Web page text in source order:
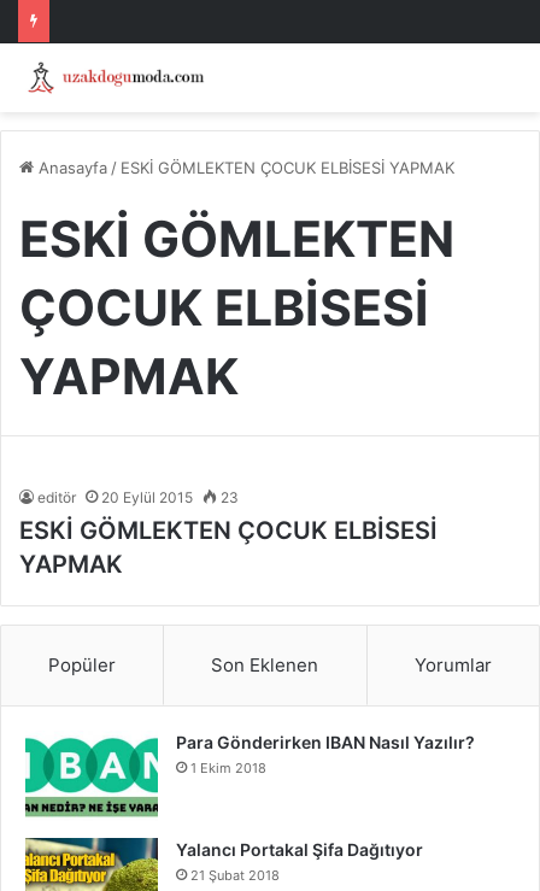
Anasayfa / ESKİ GÖMLEKTEN ÇOCUK ELBİSESİ YAPMAK
ESKİ GÖMLEKTEN
ÇOCUK ELBİSESİ
YAPMAK
editör 20 Eylül 2015 23
ESKİ GÖMLEKTEN ÇOCUK ELBİSESİ
YAPMAK
Popüler Son Eklenen Yorumlar
Para Gönderirken IBAN Nasıl Yazılır?
1 Ekim 2018
Yalancı Portakal Şifa Dağıtıyor
21 Şubat 2018